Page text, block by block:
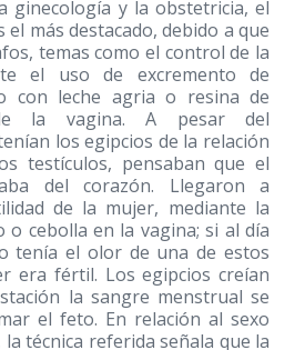
ginecología y la obstetricia, el
más destacado, debido a que
temas como el control de la
el uso de excremento de
con leche agria o resina de
la vagina. A pesar del
los egipcios de la relación
testículos, pensaban que el
del corazón. Llegaron a
de la mujer, mediante la
o cebolla en la vagina; si al día
tenía el olor de una de estos
era fértil. Los egipcios creían
la sangre menstrual se
el feto. En relación al sexo
técnica referida señala que la